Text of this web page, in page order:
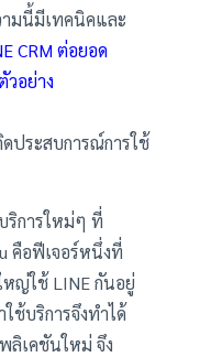
มนี้มีเทคนิคและ
CRM ต่อยอด
อย่าง
ประสบการณ์การใช้
ริการใหม่ๆ ที่
คือฟีเจอร์หนึ่งที่
หญ่ใช้ LINE กันอยู่
ช้บริการจึงทำได้
ลิเคชันใหม่ จึง